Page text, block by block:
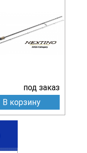
под заказ
В корзину